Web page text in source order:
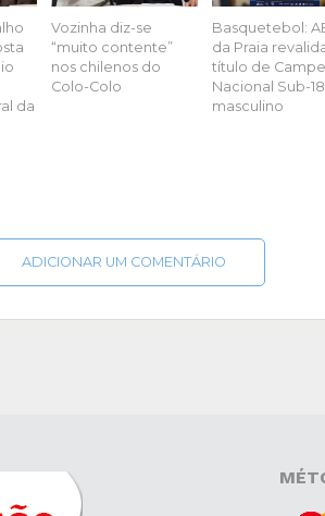
da
Vozinha diz-se
“muito contente”
nos chilenos do
Colo-Colo
Basquetebol:
da Praia
título de
Nacional Sub-18
masculino
ADICIONAR UM COMENTÁRIO